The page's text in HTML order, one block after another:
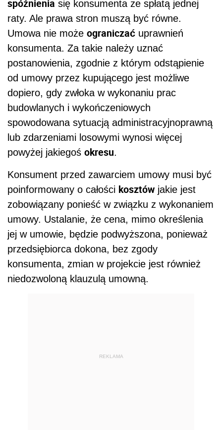
spóźnienia się konsumenta ze spłatą jednej
raty. Ale prawa stron muszą być równe.
Umowa nie może ograniczać uprawnień
konsumenta. Za takie należy uznać
postanowienia, zgodnie z którym odstąpienie
od umowy przez kupującego jest możliwe
dopiero, gdy zwłoka w wykonaniu prac
budowlanych i wykończeniowych
spowodowana sytuacją administracyjnoprawną
lub zdarzeniami losowymi wynosi więcej
powyżej jakiegoś okresu.
Konsument przed zawarciem umowy musi być
poinformowany o całości kosztów jakie jest
zobowiązany ponieść w związku z wykonaniem
umowy. Ustalanie, że cena, mimo określenia
jej w umowie, będzie podwyższona, ponieważ
przedsiębiorca dokona, bez zgody
konsumenta, zmian w projekcie jest również
niedozwoloną klauzulą umowną.
REKLAMA